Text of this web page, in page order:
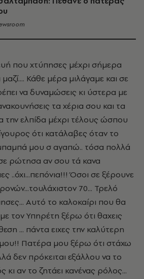
που χτύπησες μέχρι σήμερα
Κάθε μέρα μιλάγαμε και σε
να δυναμώσεις κι ύστερα με
τα χέρια σου και τα
την ελπίδα μέχρι τέλους ώσπου
ότι κατάλαβες όταν το
μου σ αγαπώ.. τόσα πολλά
ρώτησα αν σου τά κανα
..όχι...πεπόνια!!! Όσοι σε ξέρουνε
70... Τρελό
Αυτό το καλοκαίρι που θα
τον Υπηρέτη ξέρω ότι θαχεις
... πάντα ειχες την καλύτερη
μου!! Πατέρα μου ξέρω ότι στάχω
δεν πρόκειται εξάλλου να το
αν το ζητάει κανένας ρόλος...